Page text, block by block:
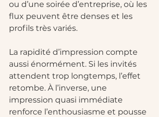
ou d’une soirée d’entreprise, où les
flux peuvent être denses et les
profils très variés.
La rapidité d’impression compte
aussi énormément. Si les invités
attendent trop longtemps, l’effet
retombe. À l’inverse, une
impression quasi immédiate
renforce l’enthousiasme et pousse